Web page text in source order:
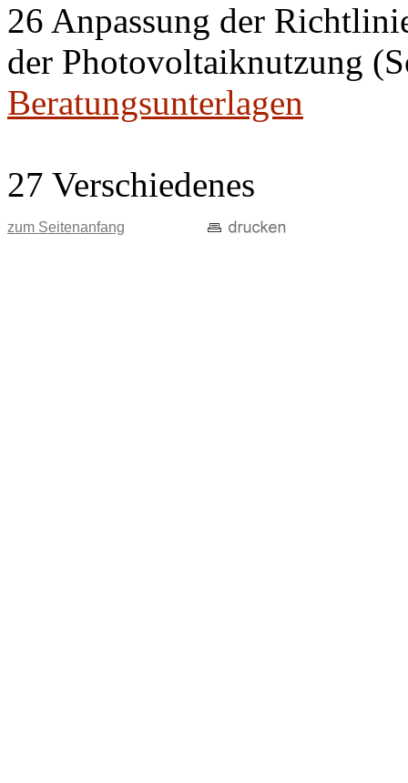
26 Anpassung der
der Photovoltaiknutzung
Beratungsunterlagen
27 Verschiedenes
zum Seitenanfang